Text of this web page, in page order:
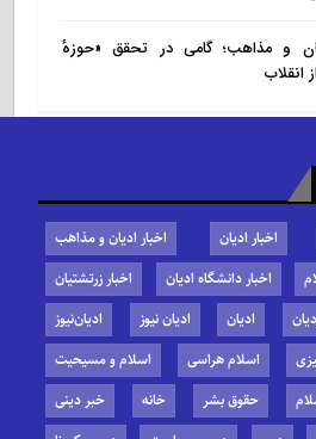
و مذاهب؛ گامی در تحقق «حوزهٔ
انقلاب
اخبار ادیان
اخبار ادیان و مذاهب
اخبار دانشگاه ادیان
اخبار زرتشتیان
ادیان ادیان نیوز
ادیان‌نیوز
اسلام هراسی
اسلام و مسیحیت
حقوق بشر خانه
خبر دینی